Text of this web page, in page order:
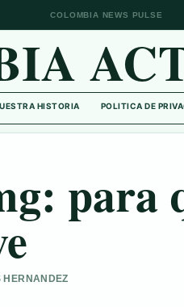
COLOMBIA NEWS PULSE
HISTORIA POLITICA DE
para
HERNANDEZ